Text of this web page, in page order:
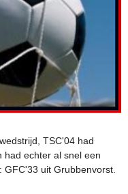
TSC'04 had
had echter al snel een
uit Grubbenvorst.